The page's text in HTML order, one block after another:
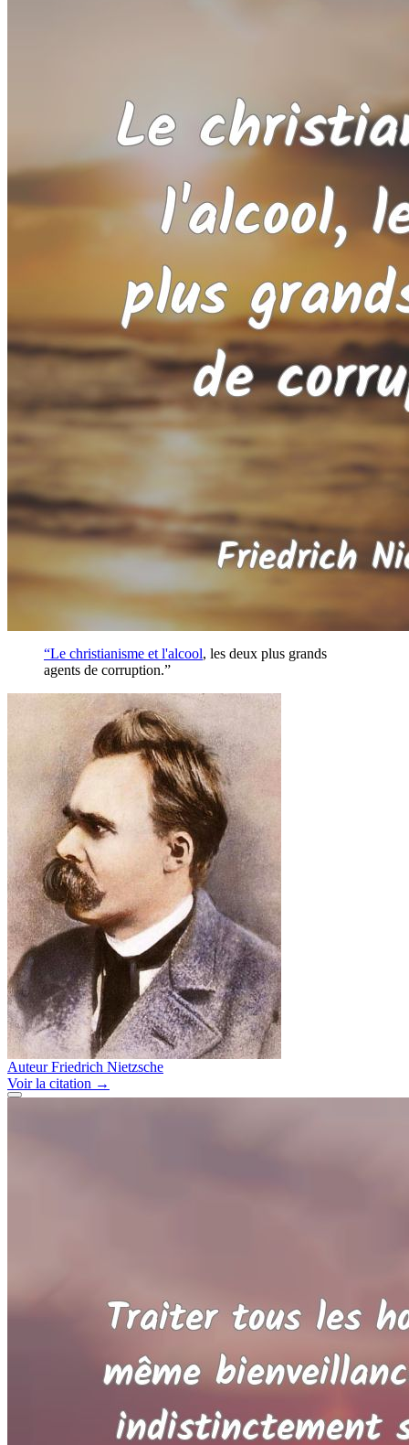
“Le christianisme et l'alcool, les deux plus grands
agents de corruption.”
Auteur Friedrich Nietzsche
Voirla citation →